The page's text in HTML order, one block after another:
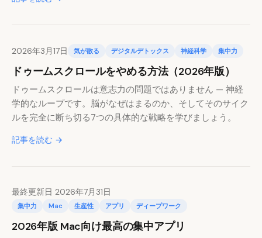
2026年3月17日 気が散る デジタルデトックス 神経科学 集中力
ドゥームスクロールをやめる方法（2026年版）
ドゥームスクロールは意志力の問題ではありません — 神経
学的なループです。脳がなぜはまるのか、そしてそのサイク
ルを完全に断ち切る7つの具体的な戦略を学びましょう。
記事を読む →
最終更新日 2026年7月31日
集中力 Mac 生産性 アプリ ディープワーク
2026年版 Mac向け最高の集中アプリ